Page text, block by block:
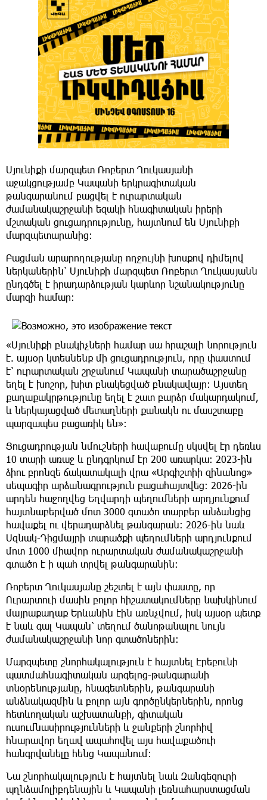
Սյունիքի մարզպետ Ռոբերտ Ղուկասյանի
աջակցությամբ Կապանի երկրագիտական
թանգարանում բացվել է ուրարտական
ժամանակաշրջանի եզակի հնագիտական իրերի
մշտական ցուցադրությունը, հայտնում են Սյունիքի
մարզպետարանից։
Բացման արարողությանը ողջույնի խոսքով դիմելով
ներկաներին՝ Սյունիքի մարզպետ Ռոբերտ Ղուկասյանն
ընդգծել է իրադարձության կարևոր նշանակությունը
մարզի համար։
«Սյունիքի բնակիչների համար սա հրաշալի նորություն
է. այսօր կտեսնենք մի ցուցադրություն, որը փաստում
է՝ ուրարտական շրջանում Կապանի տարածաշրջանը
եղել է խոշոր, խիտ բնակեցված բնակավայր։ Այստեղ
քաղաքակրթությունը եղել է շատ բարձր մակարդակում,
և ներկայացված մետաղների քանակն ու մասշտաբը
պարզապես բացառիկ են»։
Ցուցադրության նմուշների հավաքումը սկսվել էր դեռևս
10 տարի առաջ և ընդգրկում էր 200 առարկա։ 2023-ին
ձիու բրոնզե ճակատակալի վրա «Արգիշտիի զինանոց»
սեպագիր արձանագրություն բացահայտվեց։ 2026-ին
արդեն հաջողվեց Եղվարդի պեղումների արդյունքում
հայտնաբերված մոտ 3000 գտածո տարբեր անձանցից
հավաքել ու վերադարձնել թանգարան։ 2026-ին նաև
Սզնակ-Դիցմայրի տարածքի պեղումների արդյունքում
մոտ 1000 միավոր ուրարտական ժամանակաշրջանի
գտածո է ի պահ տրվել թանգարանին։
Ռոբերտ Ղուկասյանը շեշտել է այն փաստը, որ
Ուրարտուի մասին բոլոր հիշատակումները նախկինում
մայրաքաղաք Երևանին էին առնչվում, իսկ այսօր պետք
է նաև գալ Կապան՝ տեղում ծանոթանալու նույն
ժամանակաշրջանի նոր գտածոներին։
Մարզպետը շնորհակալություն է հայտնել Էրեբունի
պատմահնագիտական արգելոց-թանգարանի
տնօրենությանը, հնագետներին, թանգարանի
անձնակազմին և բոլոր այն գործընկերներին, որոնց
հետևողական աշխատանքի, գիտական
ուսումնասիրությունների և ջանքերի շնորհիվ
հնարավոր եղավ ապահովել այս հավաքածուի
հանգրվանելը հենց Կապանում։
Նա շնորհակալություն է հայտնել նաև Զանգեզուրի
պղնձամոլիբդենային և Կապանի լեռնահարստացման